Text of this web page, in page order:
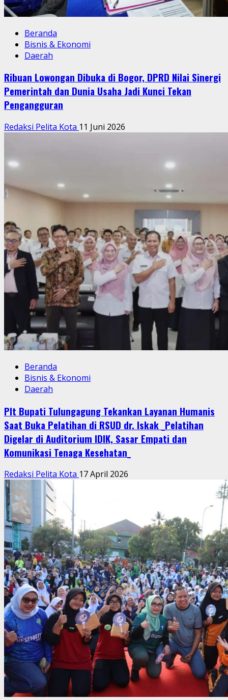
Beranda
Bisnis & Ekonomi
Daerah
Ribuan Lowongan Dibuka di Bogor, DPRD Nilai Sinergi
Pemerintah dan Dunia Usaha Jadi Kunci Tekan
Pengangguran
Redaksi Pelita Kota 11 Juni 2026
Beranda
Bisnis & Ekonomi
Daerah
Plt Bupati Tulungagung Tekankan Layanan Humanis
Saat Buka Pelatihan di RSUD dr. Iskak _Pelatihan
Digelar di Auditorium IDIK, Sasar Empati dan
Komunikasi Tenaga Kesehatan_
Redaksi Pelita Kota 17 April 2026